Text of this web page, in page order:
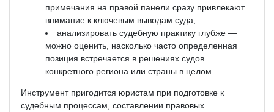
примечания на правой панели сразу привлекают
внимание к ключевым выводам суда;
анализировать судебную практику глубже —
можно оценить, насколько часто определенная
позиция встречается в решениях судов
конкретного региона или страны в целом.
Инструмент пригодится юристам при подготовке к
судебным процессам, составлении правовых